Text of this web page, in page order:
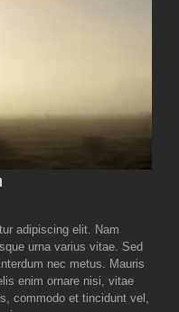
adipiscing elit. Nam
urna varius vitae. Sed
nec metus. Mauris
enim ornare nisi, vitae
commodo et tincidunt vel,